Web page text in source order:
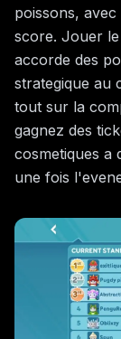
poissons,
score. Jouer
accorde des
strategique au
tout sur la
gagnez des
cosmetiques a
une fois